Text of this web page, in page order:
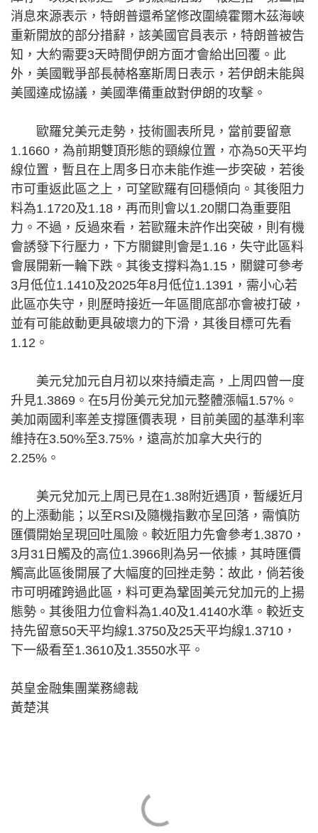
消息來源表示，特朗普還希望修改圍繞霍爾木茲海峽
重新開放的部分措辭，該美國官員表示，特朗普被告
知，大約需要3天時間伊朗方面才會給出回覆。此
外，美國戰爭部長赫格塞斯周日表示，若伊朗未能與
美國達成協議，美國準備重啟對伊朗的攻擊。
歐羅兌美元走勢，技術圖表所見，當前要留意
1.1660，為前期雙頂形態的頸線位置，亦為50天平均
線位置，暫且在上周多日亦未能作進一步突破，若後
市可重返此區之上，可望歐羅有回穩傾向。其後阻力
料為1.1720及1.18，再而則會以1.20關口為重要阻
力。不過，反過來看，若歐羅未許作出突破，則有機
會誘發下行壓力，下方關鍵則會是1.16，失守此區料
會展開新一輪下跌。其後支撐料為1.15，關鍵可參考
3月低位1.1410及2025年8月低位1.1391，需小心若
此區亦失守，則歷時接近一年區間底部亦會被打破，
並有可能啟動更具破壞力的下滑，其後目標可先看
1.12。
美元兌加元自月初以來持續走高，上周四曾一度
升見1.3869。在5月份美元兌加元整體漲幅1.57%。
美加兩國利率差支撐匯價表現，目前美國的基準利率
維持在3.50%至3.75%，遠高於加拿大央行的
2.25%。
美元兌加元上周已見在1.38附近遇頂，暫緩近月
的上漲動能；以至RSI及隨機指數亦呈回落，需慎防
匯價開始呈現回吐風險。較近阻力先會參考1.3870，
3月31日觸及的高位1.3966則為另一依據，其時匯價
觸高此區後開展了大幅度的回挫走勢：故此，倘若後
市可明確跨過此區，料可更為鞏固美元兌加元的上揚
態勢。其後阻力位會料為1.40及1.4140水準。較近支
持先留意50天平均線1.3750及25天平均線1.3710，
下一級看至1.3610及1.3550水平。
英皇金融集團業務總裁
黃楚淇